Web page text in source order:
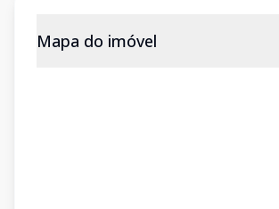
Mapa do imóvel